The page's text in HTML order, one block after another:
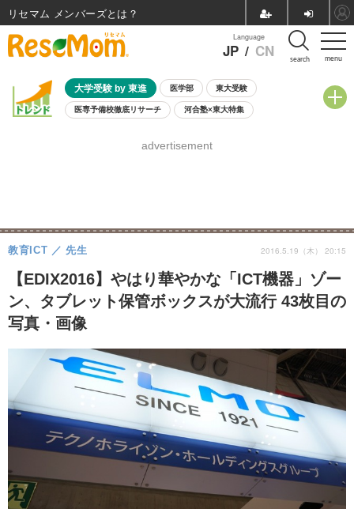
menu
Language
JP / CN search
大学受験 by 東進 医学部 東大受験
医専予備校徹底リサーチ 河合塾×東大特集
8月開催学校説明会・相談会
advertisement
【EDIX2016】やはり華やかな「ICT機器」ゾー
ン、タブレット保管ボックスが大流行 43枚目の
写真・画像
教育ICT 先生 2016.5.19（木） 20:15
リセマム メンバーズ